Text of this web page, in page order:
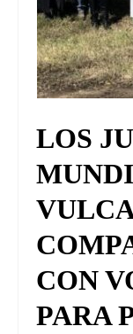
LOS
CON
PARA